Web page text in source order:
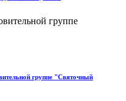
группе
группе "Святочный